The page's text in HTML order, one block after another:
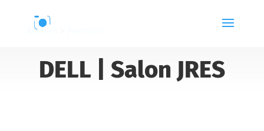
Accueil
DELL | Salon JRES